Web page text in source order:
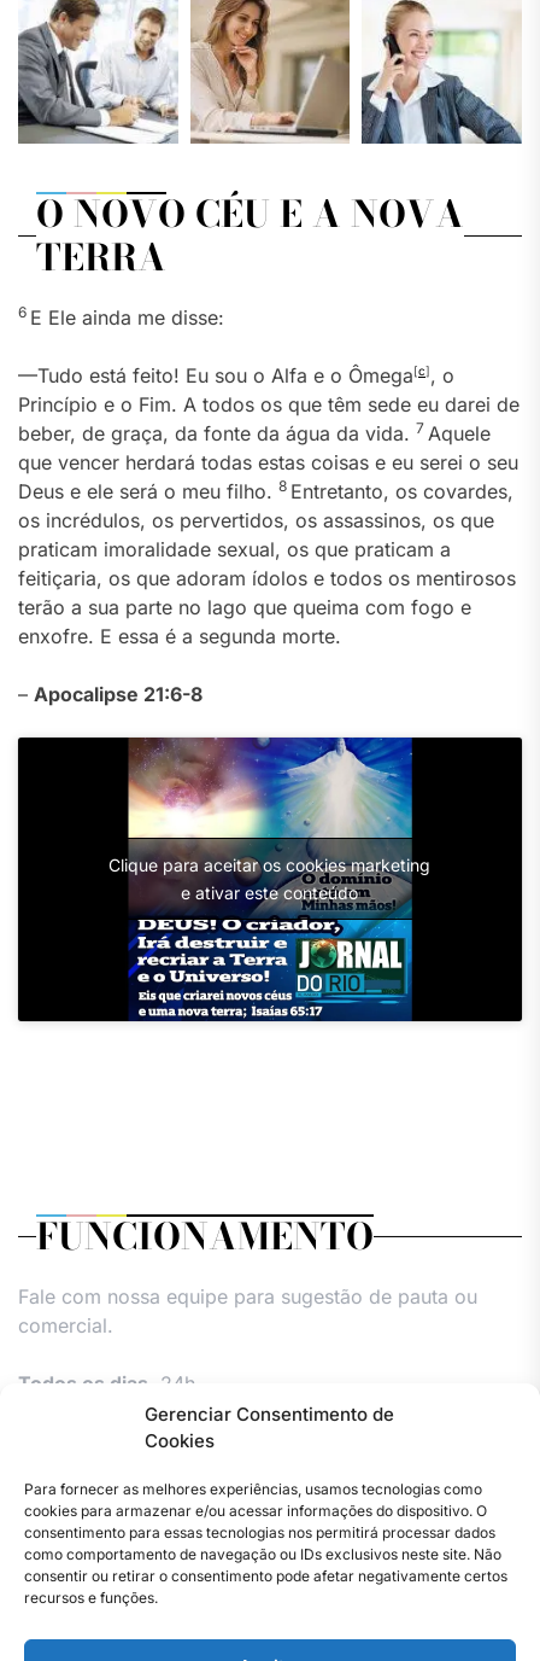
Gerenciar Consentimento de
Cookies
Para fornecer as melhores experiências, usamos tecnologias como
cookies para armazenar e/ou acessar informações do dispositivo. O
consentimento para essas tecnologias nos permitirá processar dados
como comportamento de navegação ou IDs exclusivos neste site. Não
consentir ou retirar o consentimento pode afetar negativamente certos
recursos e funções.
O NOVO CÉU E A NOVA
TERRA
6 E Ele ainda me disse:
—Tudo está feito! Eu sou o Alfa e o Ômega[c], o
Princípio e o Fim. A todos os que têm sede eu darei de
beber, de graça, da fonte da água da vida. 7 Aquele
que vencer herdará todas estas coisas e eu serei o seu
Deus e ele será o meu filho. 8 Entretanto, os covardes,
os incrédulos, os pervertidos, os assassinos, os que
praticam imoralidade sexual, os que praticam a
feitiçaria, os que adoram ídolos e todos os mentirosos
terão a sua parte no lago que queima com fogo e
enxofre. E essa é a segunda morte.
– Apocalipse 21:6-8
Clique para aceitar os cookies marketing
e ativar este conteúdo
FUNCIONAMENTO
Fale com nossa equipe para sugestão de pauta ou
comercial.
Todos os dias, 24h.
Facebook
Instagram
TwitterYoutube
contato
Privacidade
cookiescookiescookies
e